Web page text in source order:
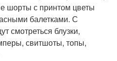
шорты с принтом цветы
балетками. С
смотреться блузки,
свитшоты, топы,